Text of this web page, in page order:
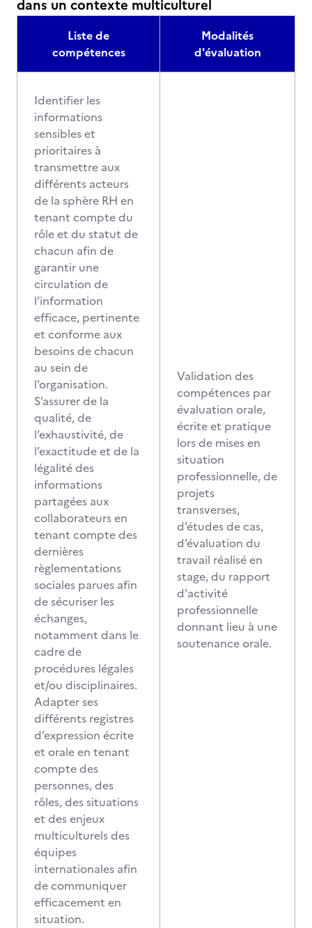
dans un contexte multiculturel
Liste de
compétences
Modalités
d'évaluation
Identifier les
informations
sensibles et
prioritaires à
transmettre aux
différents acteurs
de la sphère RH en
tenant compte du
rôle et du statut de
chacun afin de
garantir une
circulation de
l’information
efficace, pertinente
et conforme aux
besoins de chacun
au sein de
l’organisation.
S’assurer de la
qualité, de
l’exhaustivité, de
l’exactitude et de la
légalité des
informations
partagées aux
collaborateurs en
tenant compte des
dernières
règlementations
sociales parues afin
de sécuriser les
échanges,
notamment dans le
cadre de
procédures légales
et/ou disciplinaires.
Adapter ses
différents registres
d’expression écrite
et orale en tenant
compte des
personnes, des
rôles, des situations
et des enjeux
multiculturels des
équipes
internationales afin
de communiquer
efficacement en
situation.
Validation des
compétences par
évaluation orale,
écrite et pratique
lors de mises en
situation
professionnelle, de
projets
transverses,
d’études de cas,
d’évaluation du
travail réalisé en
stage, du rapport
d'activité
professionnelle
donnant lieu à une
soutenance orale.